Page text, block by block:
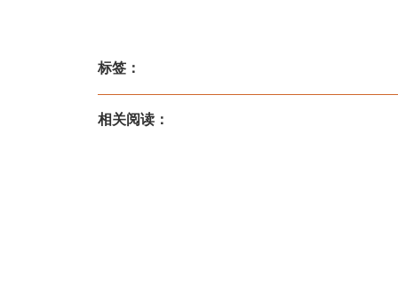
标签：
相关阅读：